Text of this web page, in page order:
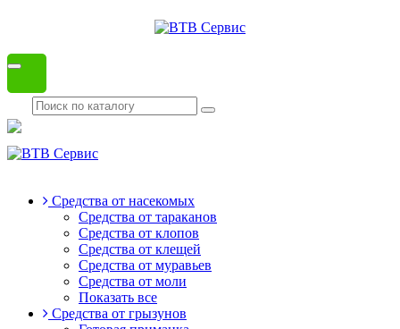
Средства от насекомых
Средства от тараканов
Средства от клопов
Средства от клещей
Средства от муравьев
Средства от моли
Показать все
Средства от грызунов